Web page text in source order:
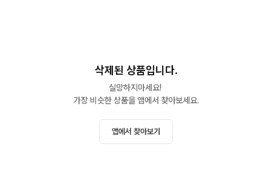
삭제된 상품입니다.
실망하지마세요!
가장 비슷한 상품을 앱에서 찾아보세요.
앱에서 찾아보기